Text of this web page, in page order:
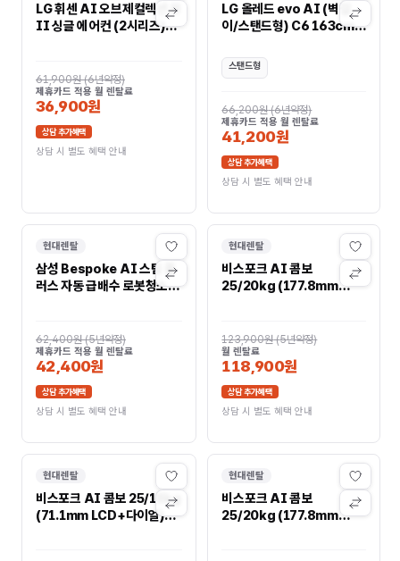
LG 휘센 AI 오브제컬렉션 뷰
II 싱글 에어컨 (2시리즈)
61,900원(6년약정)
제휴카드 적용 월 렌탈료
36,900원
상담 추가혜택
상담 시 별도 혜택 안내
LG 올레드 evo AI (벽걸
이/스탠드형) C6 163cm
스탠드형
66,200원(6년약정)
제휴카드 적용 월 렌탈료
41,200원
상담 추가혜택
상담 시 별도 혜택 안내
현대렌탈
삼성 Bespoke AI 스팀 플
러스 자동 급배수 로봇청소기
62,400원(5년약정)
제휴카드 적용 월 렌탈료
42,400원
상담 추가혜택
상담 시 별도 혜택 안내
현대렌탈
비스포크 AI 콤보
25/20kg (177.8mm
123,900원(5년약정)
월 렌탈료
118,900원
상담 추가혜택
상담 시 별도 혜택 안내
현대렌탈
비스포크 AI 콤보 25/18kg
(71.1mm LCD+다이얼)
현대렌탈
비스포크 AI 콤보
25/20kg (177.8mm